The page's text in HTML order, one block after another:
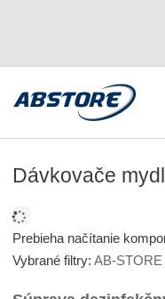
Dávkovače
Prebieha načítanie
Vybrané filtry:AB-STORE